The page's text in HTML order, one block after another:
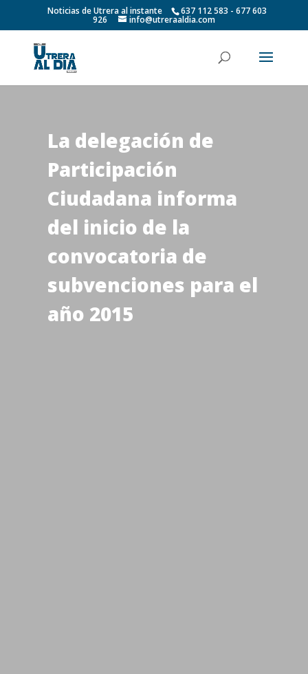
Noticias de Utrera al instante 637 112 583 - 677 603
926 info@utreraaldia.com
La delegación de
Participación
Ciudadana informa
del inicio de la
convocatoria de
subvenciones para el
año 2015